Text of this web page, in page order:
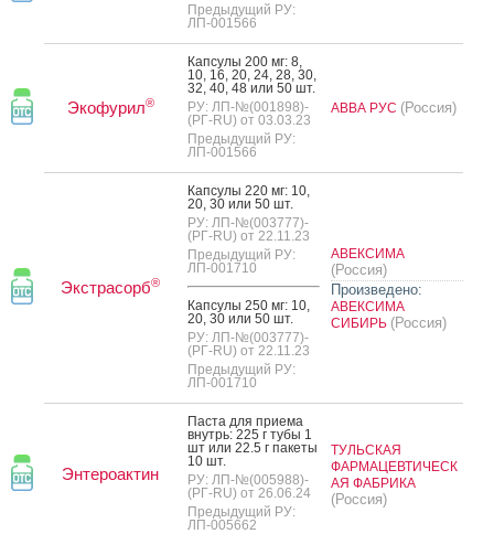
Предыдущий РУ:
ЛП-001566
Экофурил®
Кап­су­лы 200 мг: 8,
10, 16, 20, 24, 28, 30,
32, 40, 48 или 50 шт.
РУ: ЛП-№(001898)-
(РГ-RU) от 03.03.23
Предыдущий РУ:
ЛП-001566
АВВА РУС (Россия)
Экстрасорб®
Кап­су­лы 220 мг: 10,
20, 30 или 50 шт.
РУ: ЛП-№(003777)-
(РГ-RU) от 22.11.23
Предыдущий РУ:
ЛП-001710
Кап­су­лы 250 мг: 10,
20, 30 или 50 шт.
РУ: ЛП-№(003777)-
(РГ-RU) от 22.11.23
Предыдущий РУ:
ЛП-001710
АВЕКСИМА
(Россия)
Произведено:
АВЕКСИМА
СИБИРЬ (Россия)
Энтероактин
Пас­та для при­ема
внутрь: 225 г ту­бы 1
шт или 22.5 г па­кеты
10 шт.
РУ: ЛП-№(005988)-
(РГ-RU) от 26.06.24
Предыдущий РУ:
ЛП-005662
ТУЛЬСКАЯ
ФАРМАЦЕВТИЧЕСК
АЯ ФАБРИКА
(Россия)